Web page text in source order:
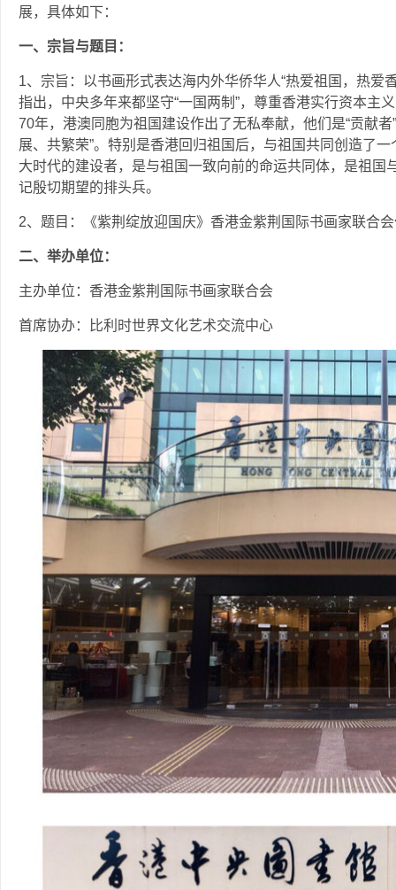
展，具体如下：
一、宗旨与题目：
1、宗旨：以书画形式表达海内外华侨华人“热爱祖国，热爱
指出，中央多年来都坚守“一国两制”，尊重香港实行资本主
70年，港澳同胞为祖国建设作出了无私奉献，他们是“贡献者
展、共繁荣”。特别是香港回归祖国后，与祖国共同创造了
大时代的建设者，是与祖国一致向前的命运共同体，是祖国
记殷切期望的排头兵。
2、题目：《紫荆绽放迎国庆》香港金紫荆国际书画家联合
二、举办单位：
主办单位：香港金紫荆国际书画家联合会
首席协办：比利时世界文化艺术交流中心